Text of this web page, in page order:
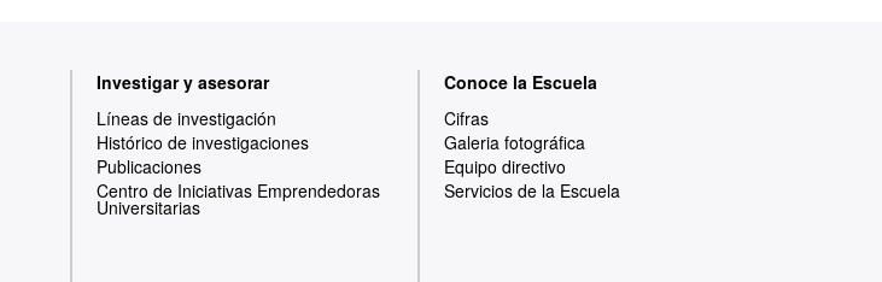
Investigar y asesorar
Líneas de investigación
Histórico de investigaciones
Publicaciones
Centro de Iniciativas Emprendedoras
Universitarias
Conoce la Escuela
Cifras
Galeria fotográfica
Equipo directivo
Servicios de la Escuela